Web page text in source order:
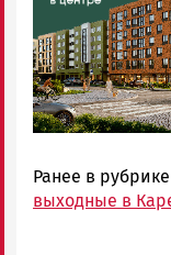
Ранее в рубрике
выходные в